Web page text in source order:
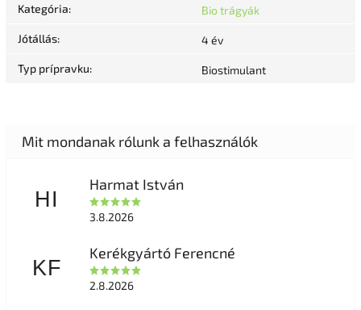
Kategória: Bio trágyák
Jótállás: 4 év
Typ prípravku: Biostimulant
HI
Harmat István
3.8.2026
KF
Kerékgyártó Ferencné
2.8.2026